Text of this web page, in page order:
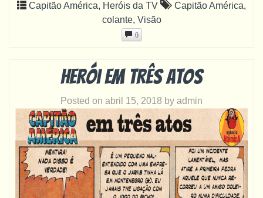
Capitão América, Heróis da TV Capitão América,
colante, Visão
0
Herói em três atos
Posted on abril 15, 2018 by admin